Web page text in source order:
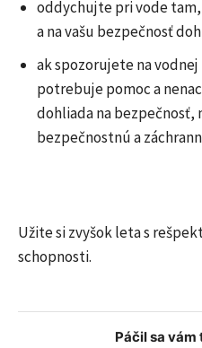
oddychujte pri vode
a na vašu bezpečnosť
ak spozorujete na
potrebuje pomoc a
dohliada na bezpečnosť,
bezpečnostnú a
Užite si zvyšok leta s
schopnosti.
Páčil sa